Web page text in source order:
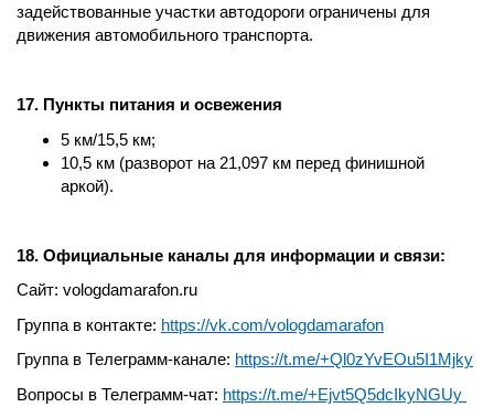
задействованные участки автодороги ограничены для
движения автомобильного транспорта.
17. Пункты питания и освежения
5 км/15,5 км;
10,5 км (разворот на 21,097 км перед финишной
аркой).
18. Официальные каналы для информации и связи:
Сайт: vologdamarafon.ru
Группа в контакте: https://vk.com/vologdamarafon
Группа в Телеграмм-канале: https://t.me/+Ql0zYvEOu5I1Mjky
Вопросы в Телеграмм-чат: https://t.me/+Ejvt5Q5dcIkyNGUy